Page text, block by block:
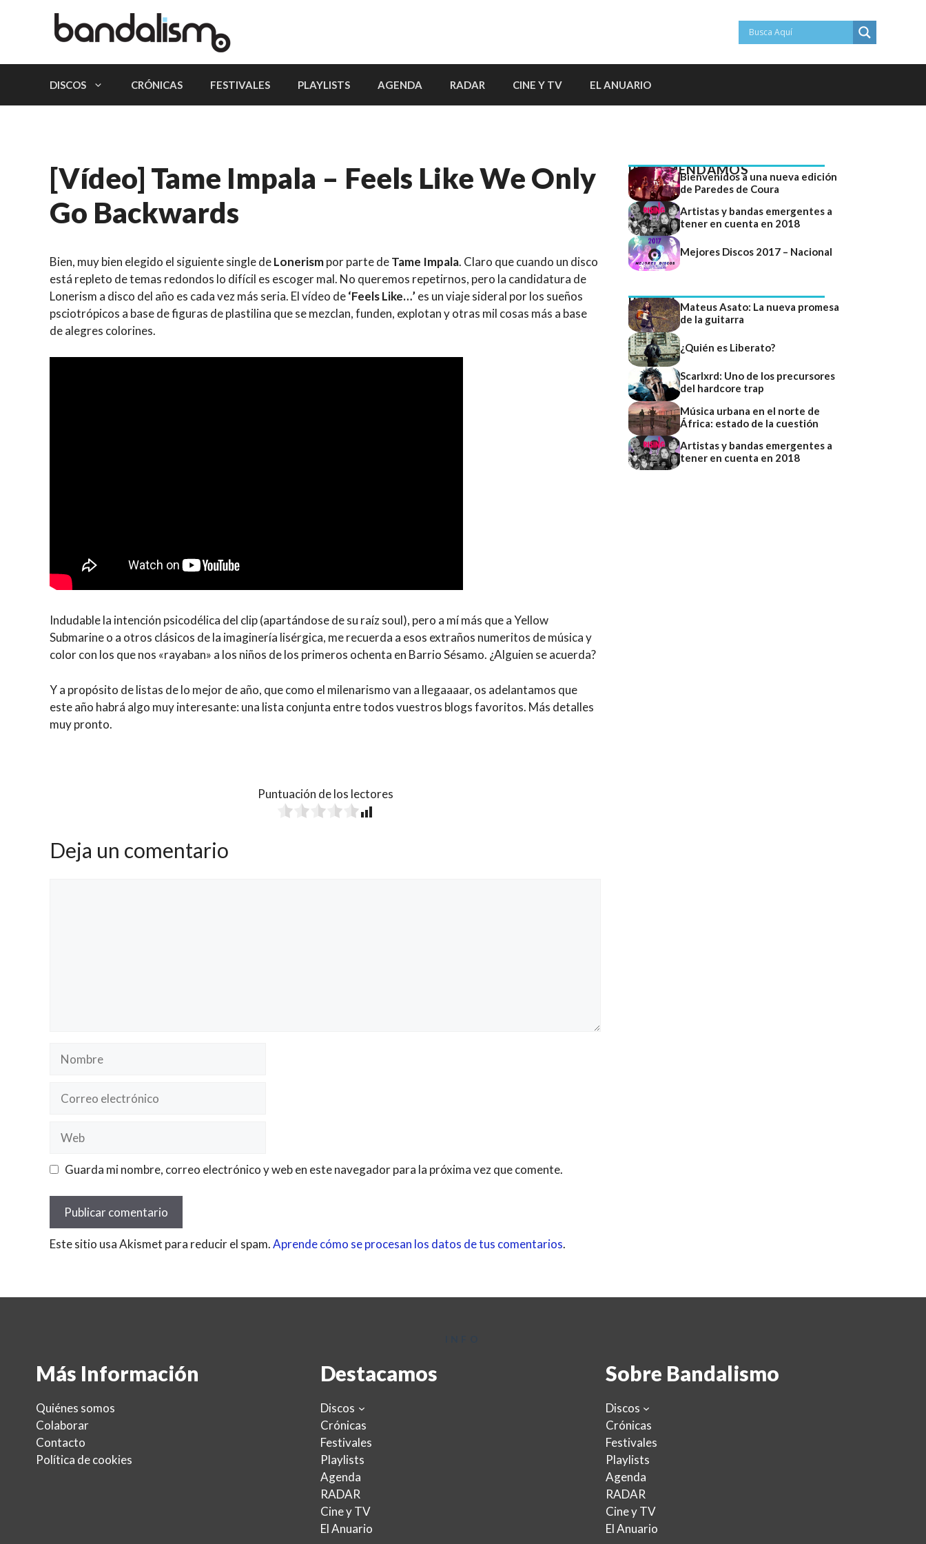
DISCOS CRÓNICAS FESTIVALES PLAYLISTS AGENDA RADAR CINE Y TV EL ANUARIO
[Vídeo] Tame Impala – Feels Like We Only
Go Backwards
Bien, muy bien elegido el siguiente single deLonerismpor parte deTame Impala. Claro que cuando un disco
está repleto de temas redondos lo difícil es escoger mal. No queremos repetirnos, pero la candidatura de
Lonerism a disco del año es cada vez más seria. El vídeo de‘Feels Like…’es un viaje sideral por los sueños
psciotrópicos a base de figuras de plastilina que se mezclan, funden, explotan y otras mil cosas más a base
de alegres colorines.
Indudable la intención psicodélica del clip (apartándose de su raíz soul), pero a mí más que a Yellow
Submarine o a otros clásicos de la imaginería lisérgica, me recuerda a esos extraños numeritos de música y
color con los que nos «rayaban» a los niños de los primeros ochenta en Barrio Sésamo. ¿Alguien se acuerda?
Y a propósito de listas de lo mejor de año, que como el milenarismo van a llegaaaar, os adelantamos que
este año habrá algo muy interesante: una lista conjunta entre todos vuestros blogs favoritos. Más detalles
muy pronto.
Puntuación de los lectores
Deja un comentario
electrónico
Guarda mi nombre, correo electrónico y web en este navegador para la próxima vez que comente.
Este sitio usa Akismet para reducir el spam.Aprende cómo se procesan los datos de tus comentarios.
RECOMENDAMOS
Bienvenidos a una nueva edición
de Paredes de Coura
Artistas y bandas emergentes a
tener en cuenta en 2018
Mejores Discos 2017 – Nacional
RADAR Mateus Asato: La nueva promesa
de la guitarra
¿Quién es Liberato?
Scarlxrd: Uno de los precursores
del hardcore trap
Música urbana en el norte de
África: estado de la cuestión
Artistas y bandas emergentes a
tener en cuenta en 2018
Más Información
Quiénes somos
Colaborar
Contacto
Política de cookies
Destacamos
Discos
Crónicas
Festivales
Playlists
Agenda
RADAR
Cine y TV
El Anuario
Sobre Bandalismo
Discos
Crónicas
Festivales
Playlists
Agenda
RADAR
Cine y TV
El Anuario